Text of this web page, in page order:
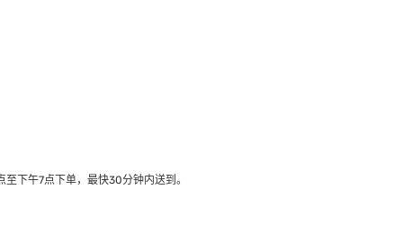
下午7点下单，最快30分钟内送到​。